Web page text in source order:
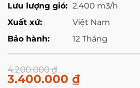
Lưu lượng gió: 2.400 m3/h
Xuất xứ:
Việt Nam
Bảo hành:
12 Tháng
4.200.000₫
3.400.000 ₫